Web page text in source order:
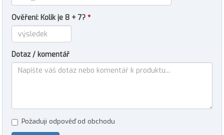
Ověření: Kolik je 8 + 7? *
Dotaz / komentář
Požaduji odpověď od obchodu